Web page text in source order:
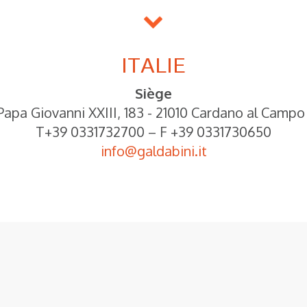
ITALIE
Siège
Giovanni XXIII, 183 - 21010 Cardano al Campo
T+39 0331732700 – F +39 0331730650
info@galdabini.it